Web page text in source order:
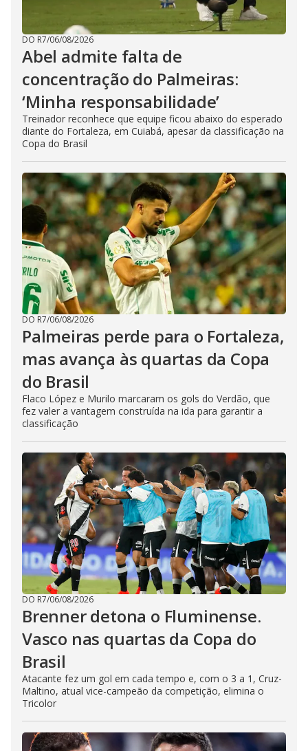
DO R7/06/08/2026
Abel admite falta de
concentração do Palmeiras:
‘Minha responsabilidade’
Treinador reconhece que equipe ficou abaixo do esperado
diante do Fortaleza, em Cuiabá, apesar da classificação na
Copa do Brasil
DO R7/06/08/2026
Palmeiras perde para o Fortaleza,
mas avança às quartas da Copa
do Brasil
Flaco López e Murilo marcaram os gols do Verdão, que
fez valer a vantagem construída na ida para garantir a
classificação
DO R7/06/08/2026
Brenner detona o Fluminense.
Vasco nas quartas da Copa do
Brasil
Atacante fez um gol em cada tempo e, com o 3 a 1, Cruz-
Maltino, atual vice-campeão da competição, elimina o
Tricolor